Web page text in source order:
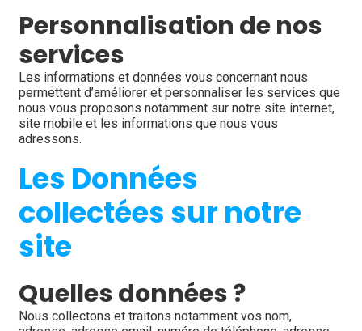
Personnalisation de nos
services
Les informations et données vous concernant nous
permettent d’améliorer et personnaliser les services que
nous vous proposons notamment sur notre site internet,
site mobile et les informations que nous vous
adressons.
Les Données
collectées sur notre
site
Quelles données ?
Nous collectons et traitons notamment vos nom,